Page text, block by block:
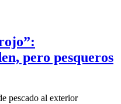
pero pesqueros
pescado al exterior